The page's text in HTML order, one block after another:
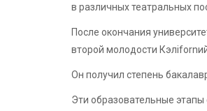
в различных театральных
После окончания
второй молодости
Он получил степень
Эти образовательные